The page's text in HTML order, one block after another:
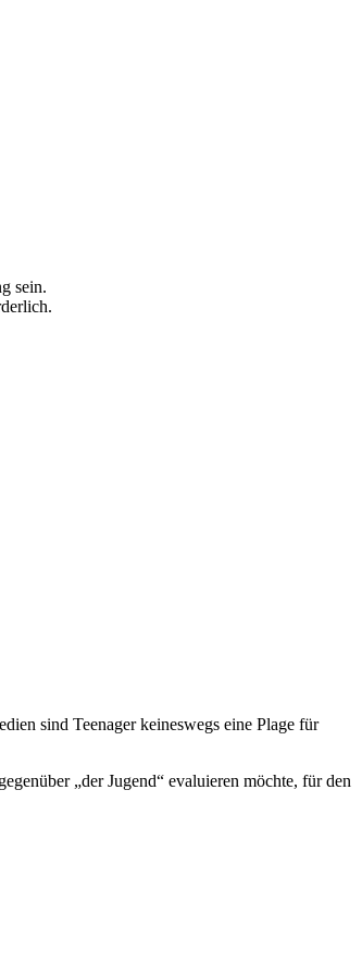
sein.
sind Teenager keineswegs eine Plage für
„der Jugend“ evaluieren möchte, für den